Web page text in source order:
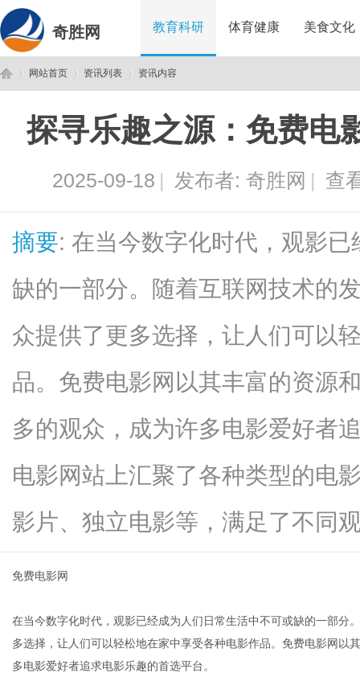
奇胜网 教育科研 体育健康 美食文化
网站首页
›
资讯列表
›
资讯内容
探寻乐趣之源：免费电
2025-09-18 | 发布者: 奇胜网 | 查
摘要: 在当今数字化时代，观影
缺的一部分。随着互联网技术的
众提供了更多选择，让人们可以
品。免费电影网以其丰富的资源
多的观众，成为许多电影爱好者
电影网站上汇聚了各种类型的电
影片、独立电影等，满足了不同
免费电影网
在当今数字化时代，观影已经成为人们日常生活中不可或缺的一部分
多选择，让人们可以轻松地在家中享受各种电影作品。免费电影网以
多电影爱好者追求电影乐趣的首选平台。